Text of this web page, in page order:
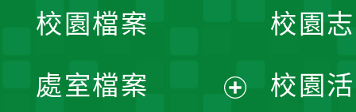
單
校園檔案
處室檔案
校園
校園